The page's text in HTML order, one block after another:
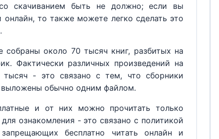
скачиванием быть не должно; если вы
онлайн, то также можете легко сделать это
собраны около 70 тысяч книг, разбитых на
Фактически различных произведений на
тысяч - это связано с тем, что сборники
выложены обычно одним файлом.
и от них можно прочитать только
ознакомления - это связано с политикой
запрещающих бесплатно читать онлайн и